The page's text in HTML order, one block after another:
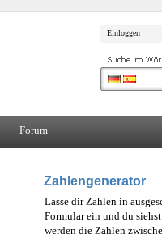
Einloggen
Forum
Zahlengenerator
Lasse dir Zahlen in
Formular ein und du
werden die Zahlen